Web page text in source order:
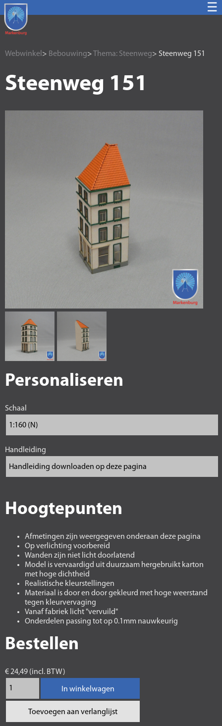
☰
Webwinkel > Bebouwing> Thema: Steenweg> Steenweg 151
Steenweg 151
Personaliseren
Schaal
Handleiding
Hoogtepunten
Afmetingen zijn weergegeven onderaan deze pagina
Op verlichting voorbereid
Wanden zijn niet licht doorlatend
Model is vervaardigd uit duurzaam hergebruikt karton
met hoge dichtheid
Realistische kleurstellingen
Materiaal is door en door gekleurd met hoge weerstand
tegen kleurvervaging
Vanaf fabriek licht "vervuild"
Onderdelen passing tot op 0.1mm nauwkeurig
Bestellen
€ 24,49 (incl. BTW)
In winkelwagen
Toevoegen aan verlanglijst